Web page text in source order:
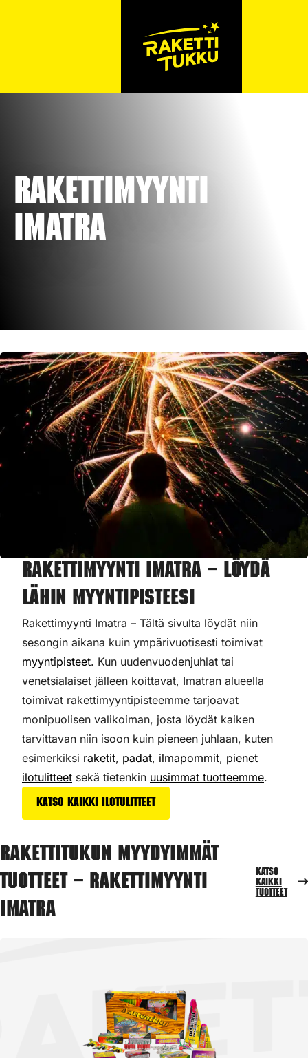
Rakettimyynti
Imatra
Rakettimyynti Imatra – Löydä
lähin myyntipisteesi
Rakettimyynti Imatra – Tältä sivulta löydät niin
sesongin aikana kuin ympärivuotisesti toimivat
myyntipisteet. Kun uudenvuodenjuhlat tai
venetsialaiset jälleen koittavat, Imatran alueella
toimivat rakettimyyntipisteemme tarjoavat
monipuolisen valikoiman, josta löydät kaiken
tarvittavan niin isoon kuin pieneen juhlaan, kuten
esimerkiksi raketit, padat, ilmapommit, pienet
ilotulitteet sekä tietenkin uusimmat tuotteemme.
Katso kaikki ilotulitteet
Rakettitukun myydyimmät
tuotteet – Rakettimyynti
Imatra
Katso
kaikki
tuotteet